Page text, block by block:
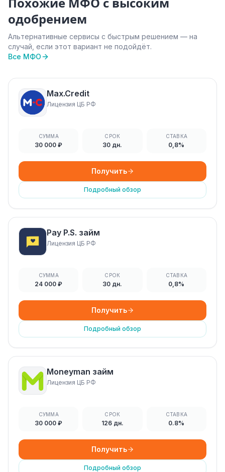
Похожие МФО с высоким
одобрением
Альтернативные сервисы с быстрым решением — на
случай, если этот вариант не подойдёт.
Все МФО
Max.Credit
Лицензия ЦБ РФ
СУММА
30 000 ₽
СРОК
30 дн.
СТАВКА
0,8%
Получить
Подробный обзор
Pay P.S. займ
Лицензия ЦБ РФ
СУММА
24 000 ₽
СРОК
30 дн.
СТАВКА
0,8%
Получить
Подробный обзор
Moneyman займ
Лицензия ЦБ РФ
СУММА
30 000 ₽
СРОК
126 дн.
СТАВКА
0.8%
Получить
Подробный обзор